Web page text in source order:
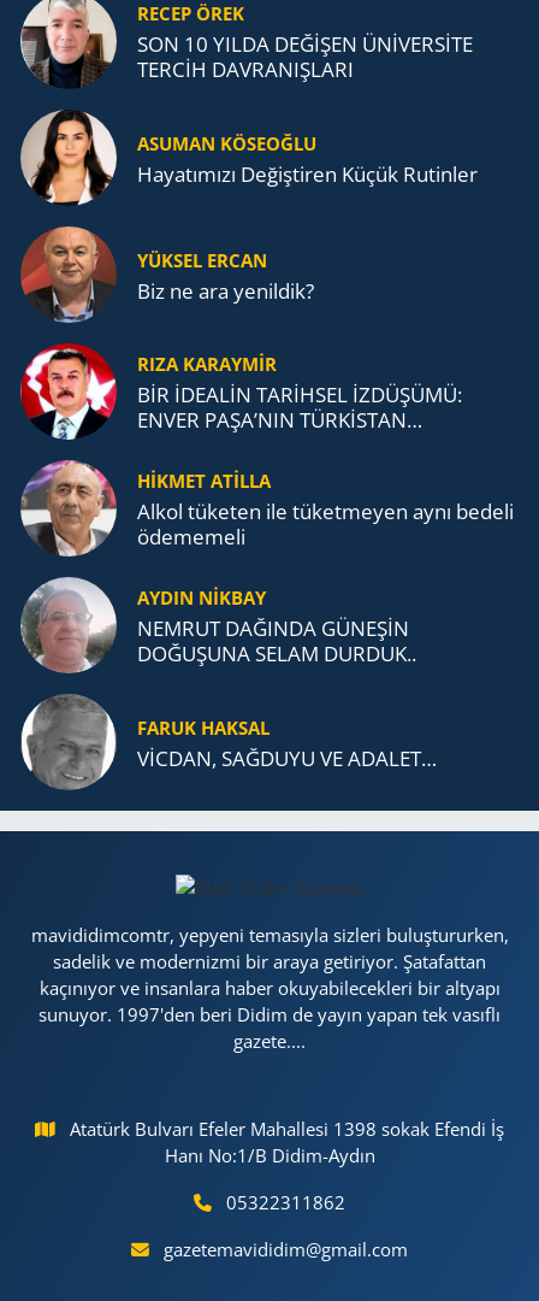
RECEP ÖREK
SON 10 YILDA DEĞİŞEN ÜNİVERSİTE
TERCİH DAVRANIŞLARI
ASUMAN KÖSEOĞLU
Ha­ya­tı­mı­zı De­ğiş­ti­ren Küçük Ru­tin­ler
YÜKSEL ERCAN
Biz ne ara yenildik?
RIZA KARAYMIR
BİR İDEALİN TARİHSEL İZDÜŞÜMÜ:
ENVER PAŞA’NIN TÜRKİSTAN
TEŞKİLATI’NA UZANAN MİRASI
HİKMET ATİLLA
Alkol tü­ke­ten ile tü­ket­me­yen aynı be­de­li
öde­me­me­li
AYDIN NİKBAY
NEMRUT DAĞINDA GÜNEŞİN
DOĞUŞUNA SELAM DURDUK..
FARUK HAKSAL
VİCDAN, SAĞ­DU­YU VE ADA­LET…
mavididimcomtr, yepyeni temasıyla sizleri buluştururken,
sadelik ve modernizmi bir araya getiriyor. Şatafattan
kaçınıyor ve insanlara haber okuyabilecekleri bir altyapı
sunuyor. 1997'den beri Didim de yayın yapan tek vasıflı
gazete....
Atatürk Bulvarı Efeler Mahallesi 1398 sokak Efendi İş
Hanı No:1/B Didim-Aydın
05322311862
gazetemavididim@gmail.com